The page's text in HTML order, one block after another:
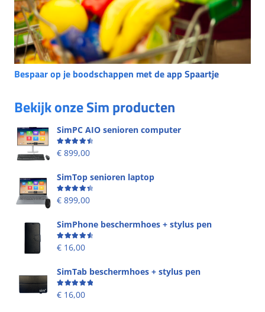
Bespaar op je boodschappen met de app Spaartje
Bekijk onze Sim producten
SimPC AIO senioren computer
Beoordeling
€ 899,00
SimTop senioren laptop
Beoordeling
€ 899,00
SimPhone beschermhoes + stylus pen
Beoordeling
€ 16,00
SimTab beschermhoes + stylus pen
Beoordeling
€ 16,00